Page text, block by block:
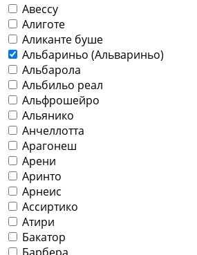
Авессу
Алиготе
Аликанте буше
Альбариньо (Альвариньо)
Альбарола
Альбильо реал
Альфрошейро
Альянико
Анчеллотта
Арагонеш
Арени
Аринто
Арнеис
Ассиртико
Атири
Бакатор